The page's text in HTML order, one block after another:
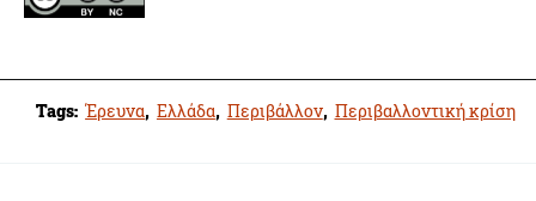
Tags: Έρευνα, Ελλάδα, Περιβάλλον, Περιβαλλοντική κρίση